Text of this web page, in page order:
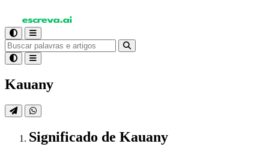
Kauany
Significado de Kauany